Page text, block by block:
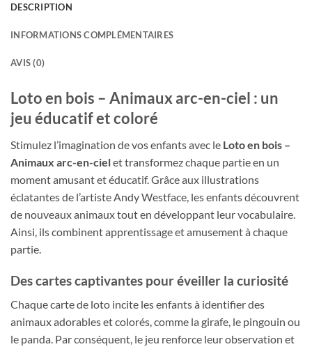
DESCRIPTION
INFORMATIONS COMPLÉMENTAIRES
AVIS (0)
Loto en bois – Animaux arc-en-ciel : un
jeu éducatif et coloré
Stimulez l’imagination de vos enfants avec le Loto en bois –
Animaux arc-en-cielet transformez chaque partie en un
moment amusant et éducatif. Grâce aux illustrations
éclatantes de l’artiste Andy Westface, les enfants découvrent
de nouveaux animaux tout en développant leur vocabulaire.
Ainsi, ils combinent apprentissage et amusement à chaque
partie.
Des cartes captivantes pour éveiller la curiosité
Chaque carte de loto incite les enfants à identifier des
animaux adorables et colorés, comme la girafe, le pingouin ou
le panda. Par conséquent, le jeu renforce leur observation et